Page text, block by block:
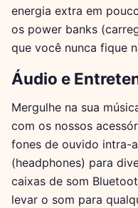
energia extra em
os power banks
que você nunca fique
Áudio e
Mergulhe na sua
com os nossos
fones de ouvido intra-
(headphones) para
caixas de som
levar o som para